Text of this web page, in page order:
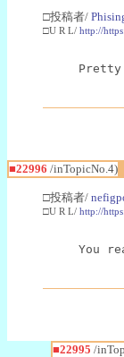
□投稿者/
□U R L/ http://
■22996 /inTopicNo.4)
□投稿者/
□U R L/ http://
You
■22995 /